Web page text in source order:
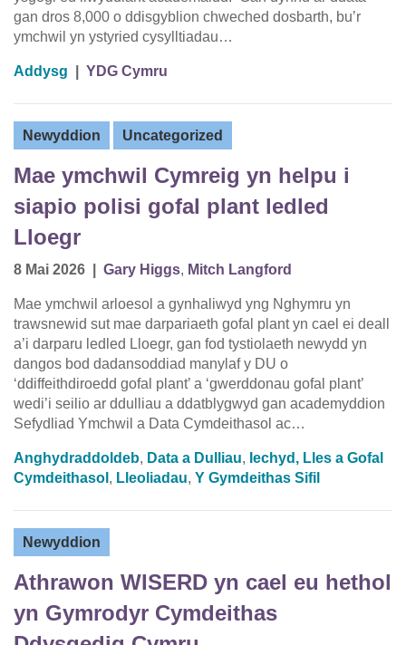
gan dros 8,000 o ddisgyblion chweched dosbarth, bu’r
ymchwil yn ystyried cysylltiadau…
Addysg YDG Cymru
Newyddion Uncategorized
Mae ymchwil Cymreig yn helpu i
siapio polisi gofal plant ledled
Lloegr
8 Mai 2026 Gary Higgs, Mitch Langford
Mae ymchwil arloesol a gynhaliwyd yng Nghymru yn
trawsnewid sut mae darpariaeth gofal plant yn cael ei deall
a’i darparu ledled Lloegr, gan fod tystiolaeth newydd yn
dangos bod dadansoddiad manylaf y DU o
‘ddiffeithdiroedd gofal plant’ a ‘gwerddonau gofal plant’
wedi’i seilio ar ddulliau a ddatblygwyd gan academyddion
Sefydliad Ymchwil a Data Cymdeithasol ac…
Anghydraddoldeb, Data a Dulliau, Iechyd, Lles a Gofal
Cymdeithasol , Lleoliadau, Y Gymdeithas Sifil
Newyddion
Athrawon WISERD yn cael eu hethol
yn Gymrodyr Cymdeithas